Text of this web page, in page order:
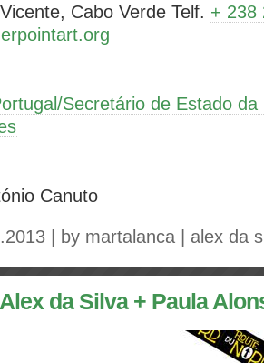
Cabo Verde Telf. + 238
Secretário de Estado
Canuto
| by martalanca alex da
da Silva + Paula